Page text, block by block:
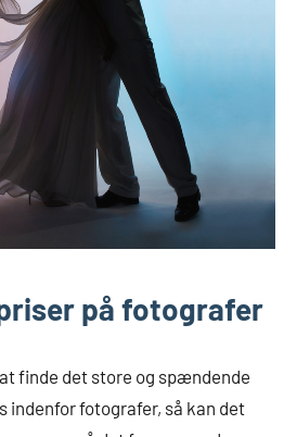
på fotografer
finde det store og spændende
indenfor fotografer, så kan det